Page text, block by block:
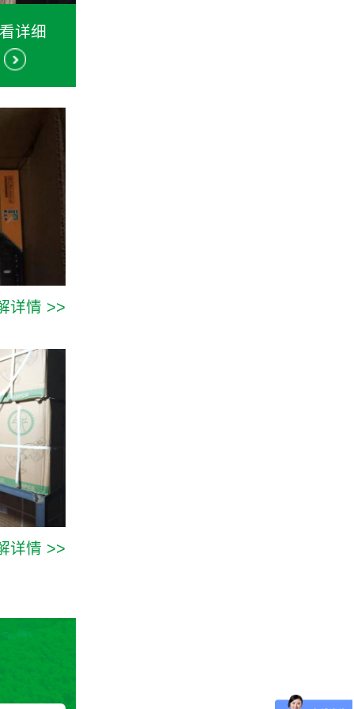
详细
详情 >>
详情 >>